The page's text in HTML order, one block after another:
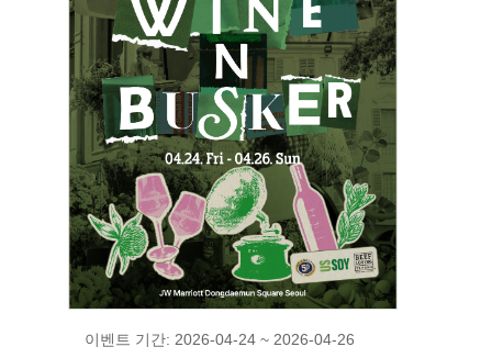
이벤트 기간: 2026-04-24 ~ 2026-04-26